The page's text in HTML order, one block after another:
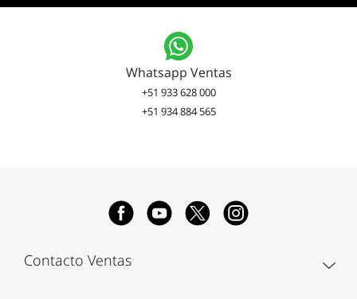
Whatsapp Ventas
+51 933 628 000
+51 934 884 565
Contacto Ventas